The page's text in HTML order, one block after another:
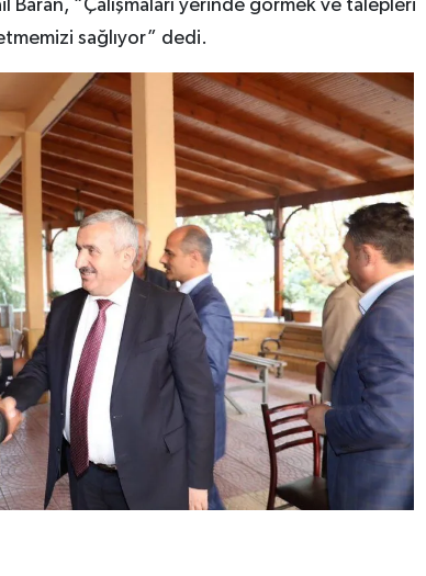
“Çalışmaları yerinde görmek ve talepleri
sağlıyor” dedi.